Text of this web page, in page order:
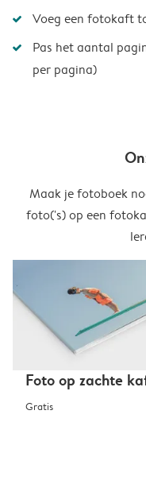
Voeg een fotokaft
Pas het aantal
per pagina)
Maak je fotoboek
foto('s) op een
Foto op zachte
Gratis